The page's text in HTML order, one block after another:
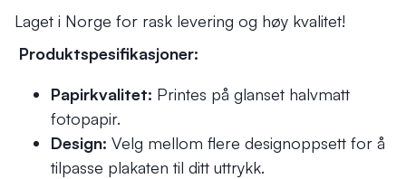
Laget i Norge for rask levering og høy kvalitet!
Produktspesifikasjoner:
Papirkvalitet: Printes på glanset halvmatt
fotopapir.
Design: Velg mellom flere designoppsett for å
tilpasse plakaten til ditt uttrykk.